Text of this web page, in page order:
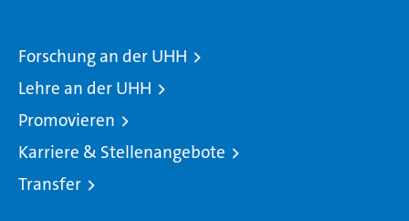
Forschung an der UHH
Lehre an der UHH
Promovieren
Karriere & Stellenangebote
Transfer